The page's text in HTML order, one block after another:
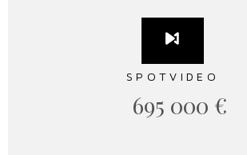
SPOTVIDEO
695 000 €